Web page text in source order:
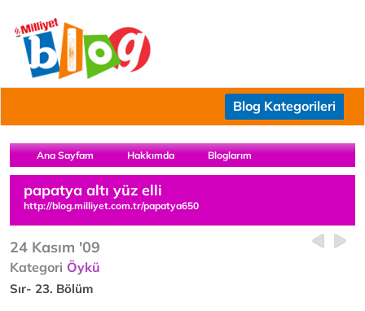
Blog Kategorileri
Ana Sayfam Hakkımda Bloglarım
papatya altı yüz elli
http://blog.milliyet.com.tr/papatya650
24 Kasım '09
Kategori Öykü
Sır- 23. Bölüm